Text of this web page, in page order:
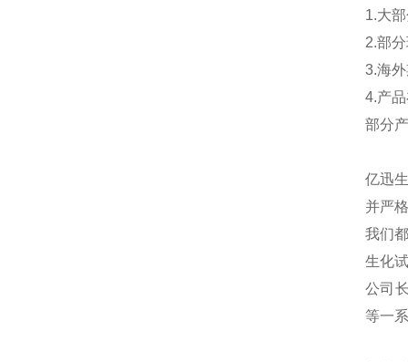
1.大
2.部
3.海
4.产
部分
亿迅
并严
我们
生化
公司
等一